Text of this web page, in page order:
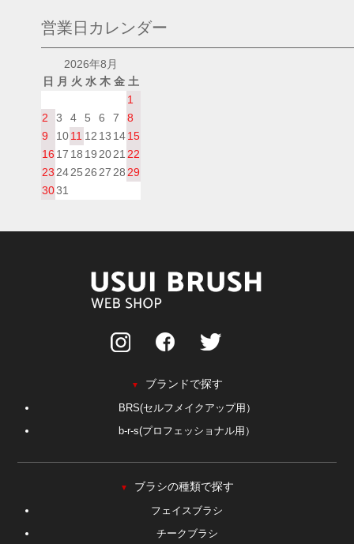
営業日カレンダー
2026年8月
日
月 火 水 木 金 土
1
2
3 4 5 6 7
8
9
1011 12 13 1415
16 17 18 19 2021 22
23 2425 26 27 28 29
3031
▼ ブランドで探す
BRS(セルフメイクアップ用）
b-r-s(プロフェッショナル用）
▼ ブラシの種類で探す
フェイスブラシ
チークブラシ